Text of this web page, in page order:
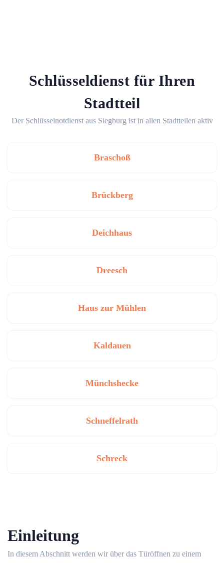
Schlüsseldienst für Ihren
Stadtteil
Der Schlüsselnotdienst aus Siegburg ist in allen Stadtteilen aktiv
Braschoß
Brückberg
Deichhaus
Dreesch
Haus zur Mühlen
Kaldauen
Münchshecke
Schneffelrath
Schreck
Einleitung
In diesem Abschnitt werden wir über das Türöffnen zu einem